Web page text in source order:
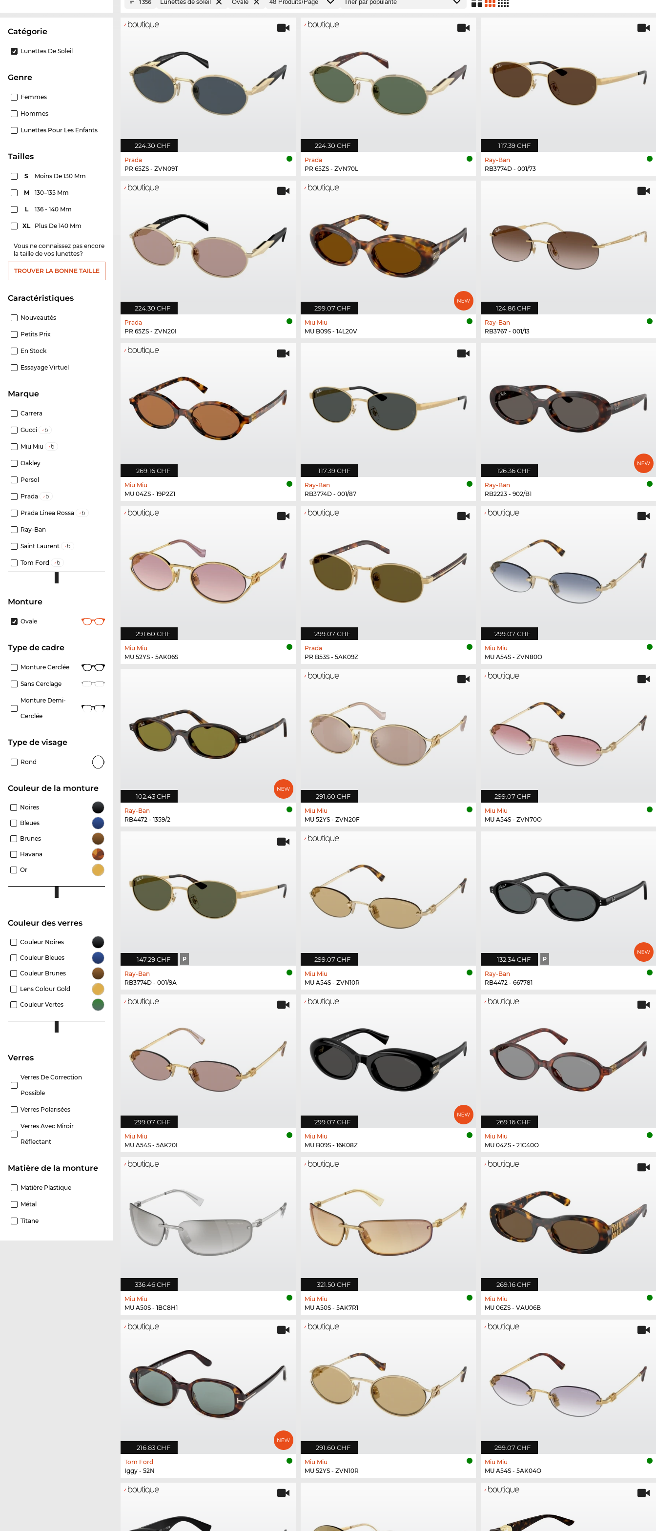
Catégorie
Lunettes De Soleil
Genre
Femmes
Hommes
Lunettes Pour Les Enfants
Tailles
S Moins De 130 Mm
M 130–135 Mm
L 136 - 140 Mm
XL Plus De 140 Mm
Vous ne connaissez pas encore
la taille de vos lunettes?
TROUVER LA BONNE TAILLE
Caractéristiques
Nouveautés
Petits Prix
En Stock
Essayage Virtuel
Marque
Carrera
Gucci
Miu Miu
Oakley
Persol
Prada
Prada Linea Rossa
Ray-Ban
Saint Laurent
Tom Ford
Monture
Ovale
Type de cadre
Monture Cerclée
Sans Cerclage
Monture Demi-
Cerclée
Type de visage
Rond
Couleur de la monture
Noires
Bleues
Brunes
Havana
Or
Couleur des verres
Couleur Noires
Couleur Bleues
Couleur Brunes
Lens Colour Gold
Couleur Vertes
Verres
Verres De Correction
Possible
Verres Polarisées
Verres Avec Miroir
Réflectant
Matière de la monture
Matière Plastique
Métal
Titane
1 356 Lunettes de soleil Ovale
224.30 CHF
Prada
PR 65ZS - ZVN09T
224.30 CHF
Prada
PR 65ZS - ZVN70L
117.39 CHF
Ray-Ban
RB3774D - 001/73
224.30 CHF
Prada
PR 65ZS - ZVN20I
299.07 CHF
Miu Miu
MU B09S - 14L20V
124.86 CHF
Ray-Ban
RB3767 - 001/13
269.16 CHF
Miu Miu
MU 04ZS - 19P2Z1
117.39 CHF
Ray-Ban
RB3774D - 001/87
126.36 CHF
Ray-Ban
RB2223 - 902/B1
291.60 CHF
Miu Miu
MU 52YS - 5AK06S
299.07 CHF
Prada
PR B53S - 5AK09Z
299.07 CHF
Miu Miu
MU A54S - ZVN80O
102.43 CHF
Ray-Ban
RB4472 - 1359/2
291.60 CHF
Miu Miu
MU 52YS - ZVN20F
299.07 CHF
Miu Miu
MU A54S - ZVN70O
147.29 CHF P
Ray-Ban
RB3774D - 001/9A
299.07 CHF
Miu Miu
MU A54S - ZVN10R
132.34 CHF P
Ray-Ban
RB4472 - 667781
299.07 CHF
Miu Miu
MU A54S - 5AK20I
299.07 CHF
Miu Miu
MU B09S - 16K08Z
269.16 CHF
Miu Miu
MU 04ZS - 21C40O
336.46 CHF
Miu Miu
MU A50S - 1BC8H1
321.50 CHF
Miu Miu
MU A50S - 5AK7R1
269.16 CHF
Miu Miu
MU 06ZS - VAU06B
216.83 CHF
Tom Ford
Iggy - 52N
291.60 CHF
Miu Miu
MU 52YS - ZVN10R
299.07 CHF
Miu Miu
MU A54S - 5AK04O